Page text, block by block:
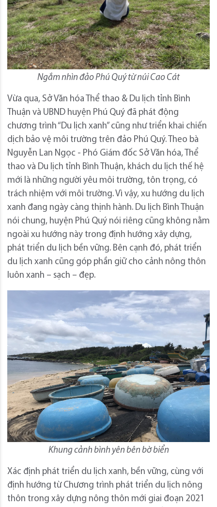
Ngắm nhìn đảo Phú Quý từ núi Cao Cát
Vừa qua, Sở Văn hóa Thể thao & Du lịch tỉnh Bình
Thuận và UBND huyện Phú Quý đã phát động
chương trình “Du lịch xanh” cũng như triển khai chiến
dịch bảo vệ môi trường trên đảo Phú Quý. Theo bà
Nguyễn Lan Ngọc - Phó Giám đốc Sở Văn hóa, Thể
thao và Du lịch tỉnh Bình Thuận, khách du lịch thế hệ
mới là những người yêu môi trường, tôn trọng, có
trách nhiệm với môi trường. Vì vậy, xu hướng du lịch
xanh đang ngày càng thịnh hành. Du lịch Bình Thuận
nói chung, huyện Phú Quý nói riêng cũng không nằm
ngoài xu hướng này trong định hướng xây dựng,
phát triển du lịch bền vững. Bên cạnh đó, phát triển
du lịch xanh cũng góp phần giữ cho cảnh nông thôn
luôn xanh – sạch – đẹp.
Khung cảnh bình yên bên bờ biển
Xác định phát triển du lịch xanh, bền vững, cùng với
định hướng từ Chương trình phát triển du lịch nông
thôn trong xây dựng nông thôn mới giai đoạn 2021